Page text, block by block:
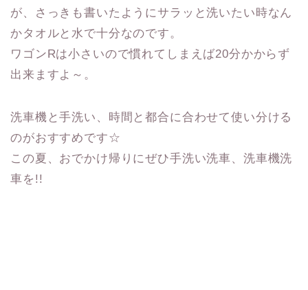
が、さっきも書いたようにサラッと洗いたい時なん
かタオルと水で十分なのです。
ワゴンRは小さいので慣れてしまえば20分かからず
出来ますよ～。
洗車機と手洗い、時間と都合に合わせて使い分ける
のがおすすめです☆
この夏、おでかけ帰りにぜひ手洗い洗車、洗車機洗
車を!!